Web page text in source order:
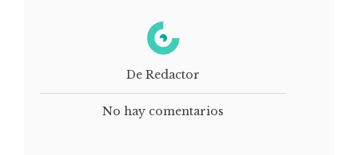
De Redactor
No hay comentarios